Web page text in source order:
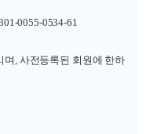
0055-0534-61
, 사전등록된 회원에 한하